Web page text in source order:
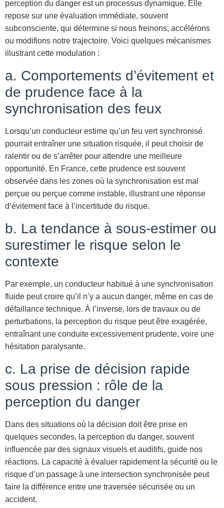
perception du danger est un processus dynamique. Elle
repose sur une évaluation immédiate, souvent
subconsciente, qui détermine si nous freinons, accélérons
ou modifions notre trajectoire. Voici quelques mécanismes
illustrant cette modulation :
a. Comportements d’évitement et
de prudence face à la
synchronisation des feux
Lorsqu’un conducteur estime qu’un feu vert synchronisé
pourrait entraîner une situation risquée, il peut choisir de
ralentir ou de s’arrêter pour attendre une meilleure
opportunité. En France, cette prudence est souvent
observée dans les zones où la synchronisation est mal
perçue ou perçue comme instable, illustrant une réponse
d’évitement face à l’incertitude du risque.
b. La tendance à sous-estimer ou
surestimer le risque selon le
contexte
Par exemple, un conducteur habitué à une synchronisation
fluide peut croire qu’il n’y a aucun danger, même en cas de
défaillance technique. À l’inverse, lors de travaux ou de
perturbations, la perception du risque peut être exagérée,
entraînant une conduite excessivement prudente, voire une
hésitation paralysante.
c. La prise de décision rapide
sous pression : rôle de la
perception du danger
Dans des situations où la décision doit être prise en
quelques secondes, la perception du danger, souvent
influencée par des signaux visuels et auditifs, guide nos
réactions. La capacité à évaluer rapidement la sécurité ou le
risque d’un passage à une intersection synchronisée peut
faire la différence entre une traversée sécurisée ou un
accident.